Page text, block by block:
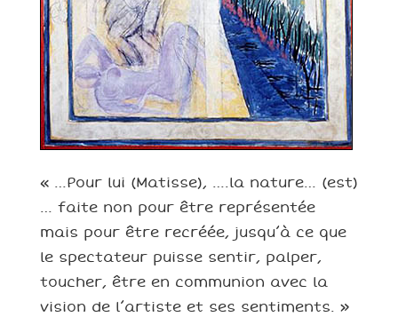
« …Pour lui (Matisse), ….la nature… (est)
… faite non pour être représentée
mais pour être recréée, jusqu’à ce que
le spectateur puisse sentir, palper,
toucher, être en communion avec la
vision de l’artiste et ses sentiments. »